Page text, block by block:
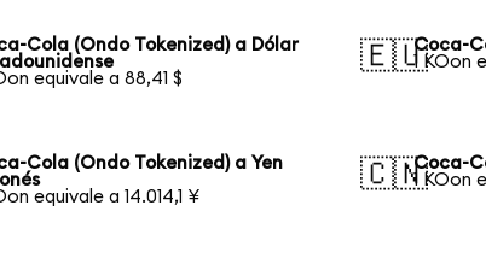
Cola (Ondo Tokenized) a Dólar
equivale a 88,41 $
🇪🇺Coca-
1 KOon
Cola (Ondo Tokenized) a Yen
equivale a 14.014,1 ¥
🇨🇳Coca-
1 KOon